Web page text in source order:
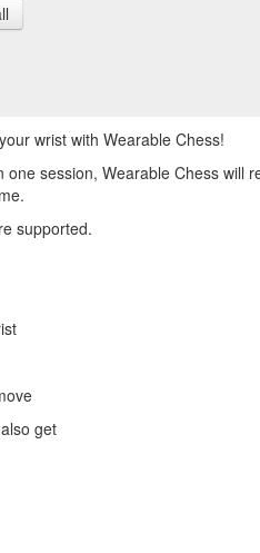
wrist with Wearable Chess!
session, Wearable Chess
supported.
get